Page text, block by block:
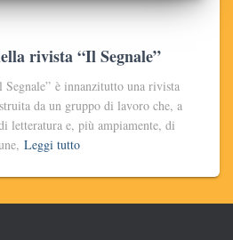
rivista “Il Segnale”
è innanzitutto una rivista
da un gruppo di lavoro che, a
letteratura e, più ampiamente, di
Leggi tutto